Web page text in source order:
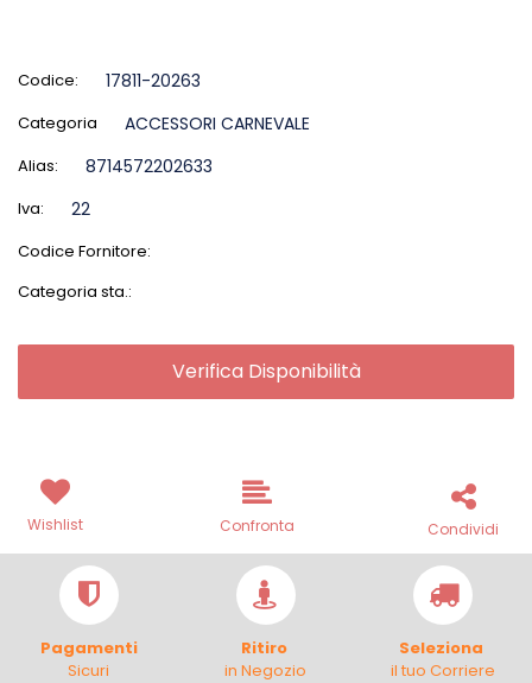
Codice: 17811-20263
Categoria ACCESSORI CARNEVALE
Alias: 8714572202633
Iva: 22
Codice Fornitore:
Categoria sta.:
Verifica Disponibilità
Wishlist Confronta Condividi
Pagamenti
Sicuri
Ritiro
in Negozio
Seleziona
il tuo Corriere